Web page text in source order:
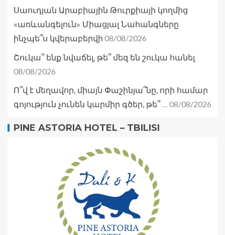
Սաուդյան Արաբիային Թուրքիայի կողմից
«առևանգելուն» Միացյալ Նահանգները
ինչպե՞ս կվերաբերվի 08/08/2026
Շուկա՞ ենք նվաճել, թե՞ մեզ են շուկա հանել
08/08/2026
Ո՞վ է մեղավոր, միայն Փաշինյա՞նը, որի համար
գոյություն չունեն կարմիր գծեր, թե՞ … 08/08/2026
PINE ASTORIA HOTEL – TBILISI